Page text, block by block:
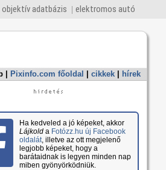
objektív adatbázis elektromos autó
Pixinfo.com főoldal cikkek hírek
Ha kedveled a jó képeket, akkor
Lájkolda Fotózz.hu új Facebook
oldalát, illetve az ott megjelenő
legjobb képeket, hogy a
barátaidnak is legyen minden nap
miben gyönyörködniük.